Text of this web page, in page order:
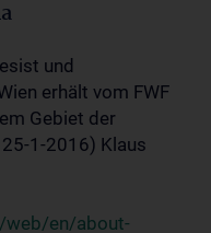
und
erhält vom FWF
Gebiet der
1-2016) Klaus
web/en/about-